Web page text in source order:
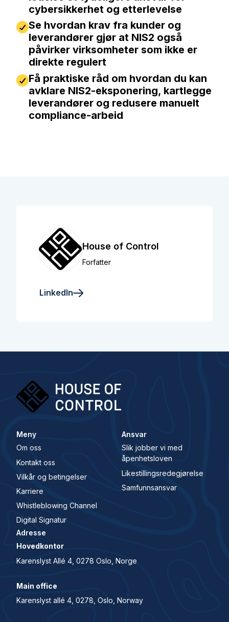
cybersikkerhet og etterlevelse
Se hvordan krav fra kunder og
leverandører gjør at NIS2 også
påvirker virksomheter som ikke er
direkte regulert
Få praktiske råd om hvordan du kan
avklare NIS2-eksponering, kartlegge
leverandører og redusere manuelt
compliance-arbeid
House of Control
Forfatter
LinkedIn
Meny
Om oss
Kontakt oss
Vilkår og betingelser
Karriere
Whistleblowing Channel
Digital Signatur
Ansvar
Slik jobber vi med
åpenhetsloven
Likestillingsredegjørelse
Samfunnsansvar
Adresse
Hovedkontor
Karenslyst Allé 4, 0278 Oslo, Norge
Main office
Karenslyst allé 4, 0278, Oslo, Norway